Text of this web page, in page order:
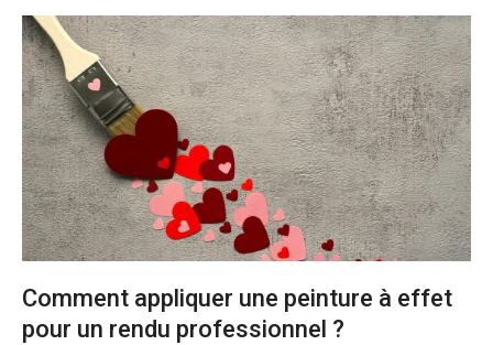
Comment appliquer une peinture à effet
pour un rendu professionnel ?